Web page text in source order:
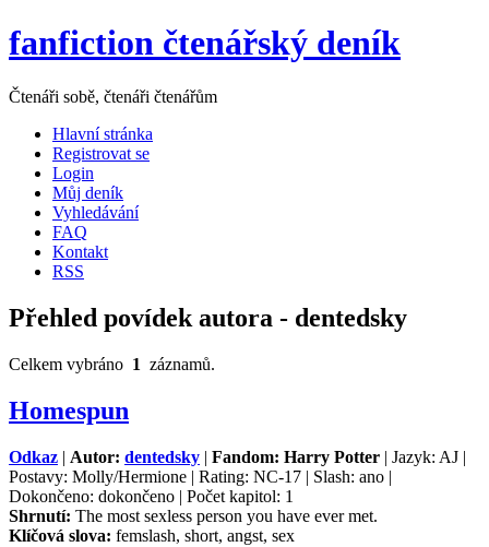
fanfiction čtenářský deník
Čtenáři sobě, čtenáři čtenářům
Hlavní stránka
Registrovat se
Login
Můj deník
Vyhledávání
FAQ
Kontakt
RSS
Přehled povídek autora - dentedsky
Celkem vybráno 1 záznamů.
Homespun
Odkaz | Autor: dentedsky | Fandom: Harry Potter | Jazyk: AJ |
Postavy: Molly/Hermione | Rating: NC-17 | Slash: ano |
Dokončeno: dokončeno | Počet kapitol: 1
Shrnutí: The most sexless person you have ever met.
Klíčová slova: femslash, short, angst, sex